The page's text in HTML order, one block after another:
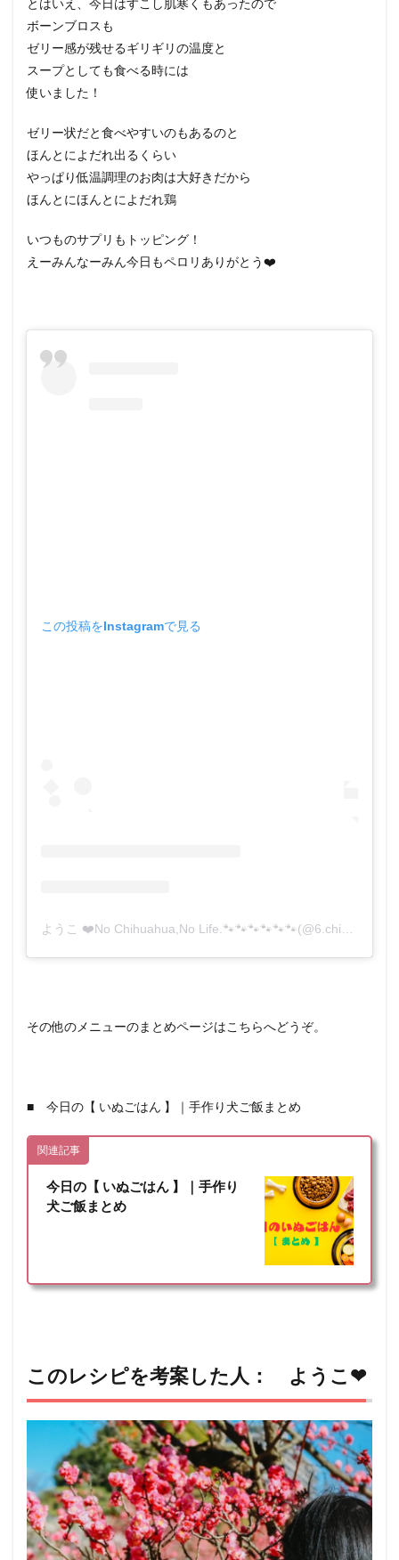
ボーンブロスも
ゼリー感が残せるギリギリの温度と
スープとしても食べる時には
使いました！
ゼリー状だと食べやすいのもあるのと
ほんとによだれ出るくらい
やっぱり低温調理のお肉は大好きだから
ほんとにほんとによだれ鶏
いつものサプリもトッピング！
えーみんなーみん今日もペロリありがとう❤️
この投稿をInstagramで見る
その他のメニューのまとめページはこちらへどうぞ。
■ 今日の【 いぬごはん 】｜手作り犬ご飯まとめ
関連記事
今日の【 いぬごはん 】｜手作り
犬ご飯まとめ
このレシピを考案した人： ようこ❤